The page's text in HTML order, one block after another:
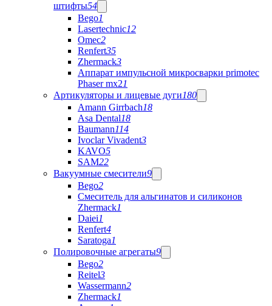
штифты54
Bego1
Lasertechnic12
Omec2
Renfert35
Zhermack3
Аппарат импульсной микросварки primotec
Phaser mx21
Артикуляторы и лицевые дуги180
Amann Girrbach18
Asa Dental18
Baumann114
Ivoclar Vivadent3
KAVO5
SAM22
Вакуумные смесители9
Bego2
Cмеситель для альгинатов и силиконов
Zhermack1
Daiei1
Renfert4
Saratoga1
Полировочные агрегаты9
Bego2
Reitel3
Wassermann2
Zhermack1